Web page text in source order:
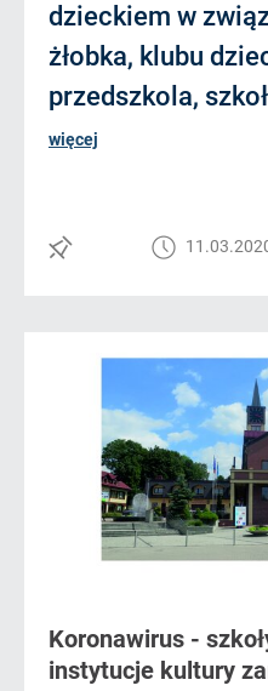
dzieckiem w
żłobka, klubu
przedszkola,
więcej
Koronawirus -
instytucje kultury